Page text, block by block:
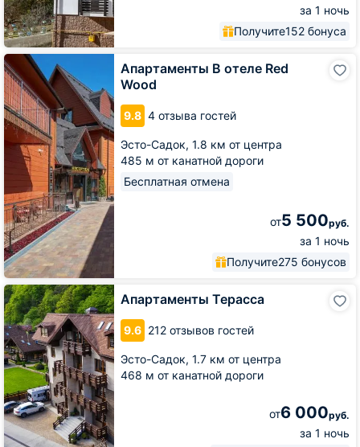
за 1 ночь
Получите152 бонуса
Апартаменты В отеле Red
Wood
9.8 4 отзыва гостей
Эсто-Садок, 1.8 км от центра
485 м от канатной дороги
Бесплатная отмена
от5 500руб.
за 1 ночь
Получите275 бонусов
Апартаменты
В
отеле
Red
Wood
Апартаменты Терасса
9.6 212 отзывов гостей
Эсто-Садок, 1.7 км от центра
468 м от канатной дороги
от6 000руб.
за 1 ночь
Апартаменты
Терасса